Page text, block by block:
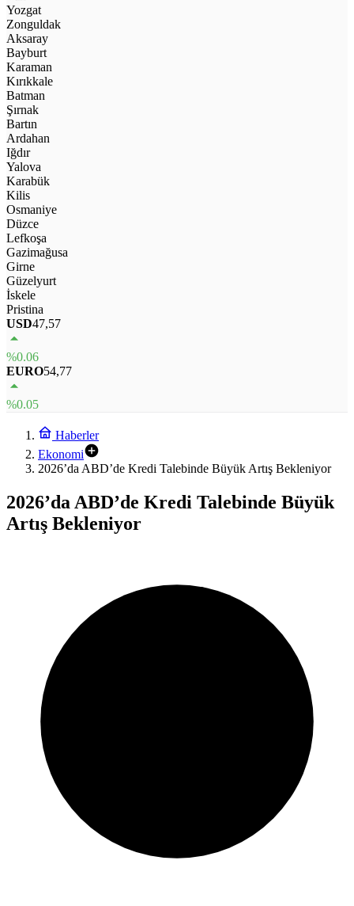
Yozgat
Zonguldak
Aksaray
Bayburt
Karaman
Kırıkkale
Batman
Şırnak
Bartın
Ardahan
Iğdır
Yalova
Karabük
Kilis
Osmaniye
Düzce
Lefkoşa
Gazimağusa
Girne
Güzelyurt
İskele
Pristina
USD47,57
%0.06
EURO54,77
%0.05
Haberler
Ekonomi
2026’da ABD’de Kredi Talebinde Büyük Artış Bekleniyor
2026’da ABD’de Kredi Talebinde Büyük
Artış Bekleniyor